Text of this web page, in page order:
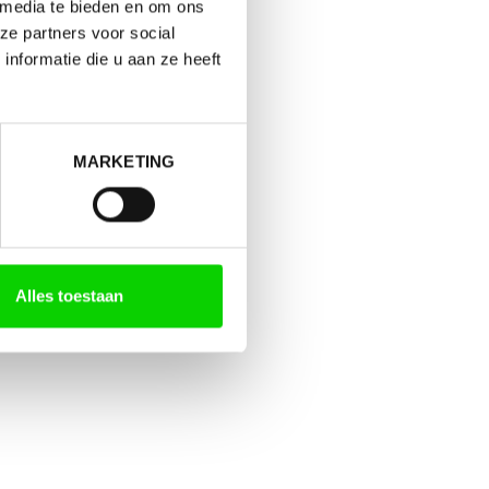
te bieden en om ons
partners voor social
die u aan ze heeft
MARKETING
Alles toestaan